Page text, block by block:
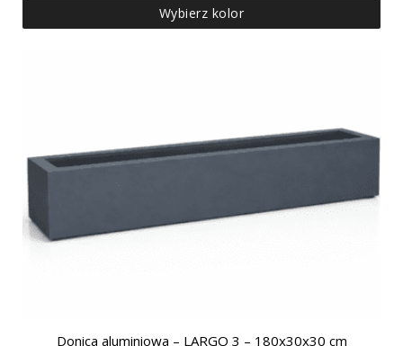
Wybierz kolor
Donica aluminiowa – LARGO 3 – 180x30x30 cm